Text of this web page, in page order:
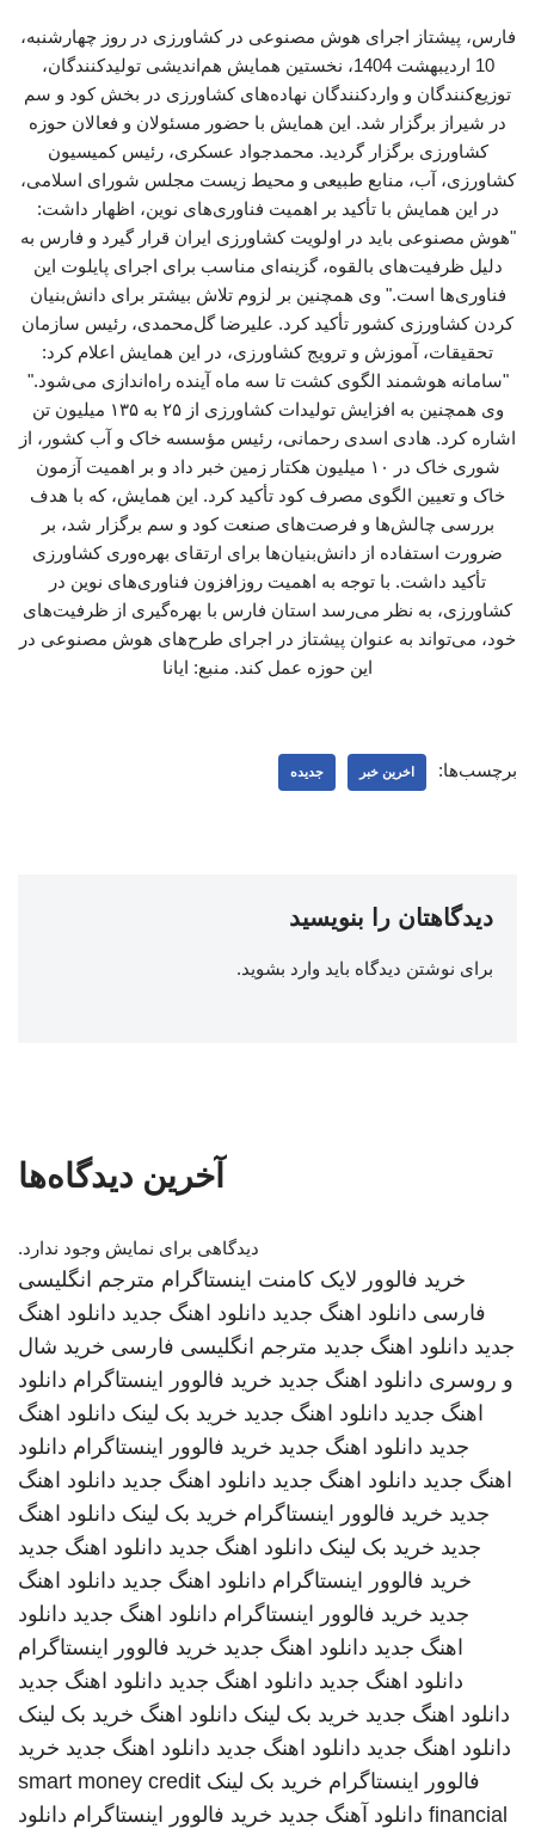
فارس، پیشتاز اجرای هوش مصنوعی در کشاورزی در روز چهارشنبه،
10 اردیبهشت 1404، نخستین همایش هم‌اندیشی تولیدکنندگان،
توزیع‌کنندگان و واردکنندگان نهاده‌های کشاورزی در بخش کود و سم
در شیراز برگزار شد. این همایش با حضور مسئولان و فعالان حوزه
کشاورزی برگزار گردید. محمدجواد عسکری، رئیس کمیسیون
کشاورزی، آب، منابع طبیعی و محیط زیست مجلس شورای اسلامی،
در این همایش با تأکید بر اهمیت فناوری‌های نوین، اظهار داشت:
"هوش مصنوعی باید در اولویت کشاورزی ایران قرار گیرد و فارس به
دلیل ظرفیت‌های بالقوه، گزینه‌ای مناسب برای اجرای پایلوت این
فناوری‌ها است." وی همچنین بر لزوم تلاش بیشتر برای دانش‌بنیان
کردن کشاورزی کشور تأکید کرد. علیرضا گل‌محمدی، رئیس سازمان
تحقیقات، آموزش و ترویج کشاورزی، در این همایش اعلام کرد:
"سامانه هوشمند الگوی کشت تا سه ماه آینده راه‌اندازی می‌شود."
وی همچنین به افزایش تولیدات کشاورزی از ۲۵ به ۱۳۵ میلیون تن
اشاره کرد. هادی اسدی رحمانی، رئیس مؤسسه خاک و آب کشور، از
شوری خاک در ۱۰ میلیون هکتار زمین خبر داد و بر اهمیت آزمون
خاک و تعیین الگوی مصرف کود تأکید کرد. این همایش، که با هدف
بررسی چالش‌ها و فرصت‌های صنعت کود و سم برگزار شد، بر
ضرورت استفاده از دانش‌بنیان‌ها برای ارتقای بهره‌وری کشاورزی
تأکید داشت. با توجه به اهمیت روزافزون فناوری‌های نوین در
کشاورزی، به نظر می‌رسد استان فارس با بهره‌گیری از ظرفیت‌های
خود، می‌تواند به عنوان پیشتاز در اجرای طرح‌های هوش مصنوعی در
این حوزه عمل کند. منبع: ایانا
برچسب‌ها: اخرین خبر جدیده
دیدگاهتان را بنویسید
برای نوشتن دیدگاه باید وارد بشوید.
آخرین دیدگاه‌ها
دیدگاهی برای نمایش وجود ندارد.
خرید فالوور لایک کامنت اینستاگرام مترجم انگلیسی
فارسی دانلود اهنگ جدید دانلود اهنگ جدید دانلود اهنگ
جدید دانلود اهنگ جدید مترجم انگلیسی فارسی خرید شال
و روسری دانلود اهنگ جدید خرید فالوور اینستاگرام دانلود
اهنگ جدید دانلود اهنگ جدید خرید بک لینک دانلود اهنگ
جدید دانلود اهنگ جدید خرید فالوور اینستاگرام دانلود
اهنگ جدید دانلود اهنگ جدید دانلود اهنگ جدید دانلود اهنگ
جدید خرید فالوور اینستاگرام خرید بک لینک دانلود اهنگ
جدید خرید بک لینک دانلود اهنگ جدید دانلود اهنگ جدید
خرید فالوور اینستاگرام دانلود اهنگ جدید دانلود اهنگ
جدید خرید فالوور اینستاگرام دانلود اهنگ جدید دانلود
اهنگ جدید دانلود اهنگ جدید خرید فالوور اینستاگرام
دانلود اهنگ جدید دانلود اهنگ جدید دانلود اهنگ جدید
دانلود اهنگ جدید خرید بک لینک دانلود اهنگ خرید بک لینک
دانلود اهنگ جدید دانلود اهنگ جدید دانلود اهنگ جدید خرید
فالوور اینستاگرام خرید بک لینک smart money credit
financial دانلود آهنگ جدید خرید فالوور اینستاگرام دانلود